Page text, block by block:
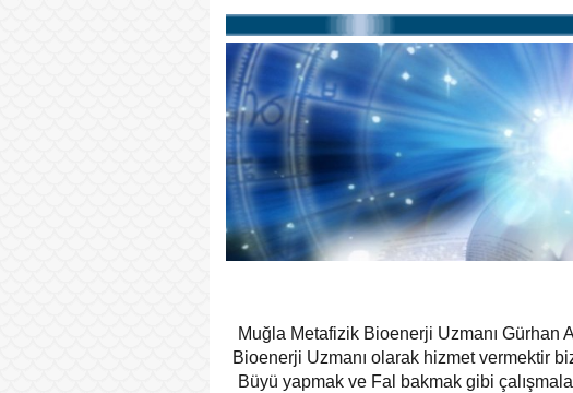
Muğla Metafizik Bioenerji Uzmanı Gürhan
Bioenerji Uzmanı olarak hizmet vermektir
Büyü yapmak ve Fal bakmak gibi